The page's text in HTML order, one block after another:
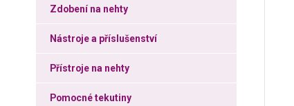
Zdobení na nehty
Nástroje a příslušenství
Přístroje na nehty
Pomocné tekutiny